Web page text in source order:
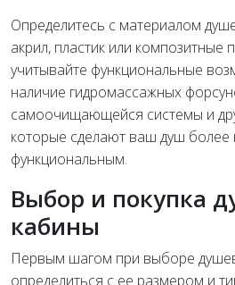
Определитесь с материалом
акрил, пластик или композитные
учитывайте функциональные
наличие гидромассажных
самоочищающейся системы и
которые сделают ваш душ
функциональным.
Выбор и покупка
кабины
Первым шагом при выборе
определиться с ее размером и